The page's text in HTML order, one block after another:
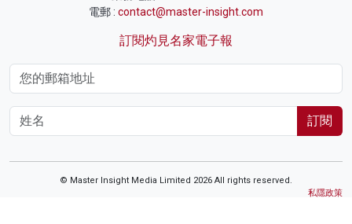
電郵 : contact@master-insight.com
訂閱灼見名家電子報
訂閱
© Master Insight Media Limited 2026 All rights reserved.
私隱政策